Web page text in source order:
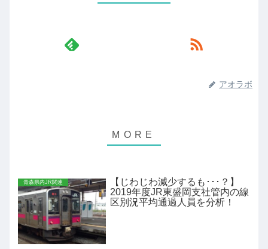
アオラボ
青森県内JR関連
【じわじわ減少するも･･･？】
2019年度JR東盛岡支社管内の線
区別況平均通過人員を分析！